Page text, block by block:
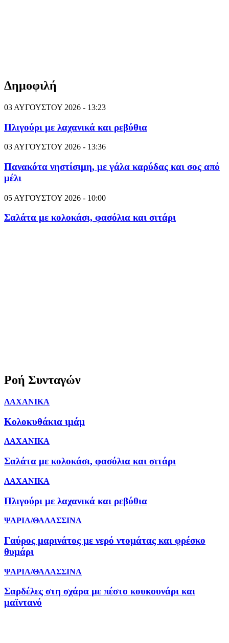
Δημοφιλή
03 ΑΥΓΟΥΣΤΟΥ 2026 - 13:23
Πλιγούρι με λαχανικά και ρεβύθια
03 ΑΥΓΟΥΣΤΟΥ 2026 - 13:36
Πανακότα νηστίσιμη, με γάλα καρύδας και σος από
μέλι
05 ΑΥΓΟΥΣΤΟΥ 2026 - 10:00
Σαλάτα με κολοκάσι, φασόλια και σιτάρι
Ροή Συνταγών
ΛΑΧΑΝΙΚΑ
Κολοκυθάκια ιμάμ
ΛΑΧΑΝΙΚΑ
Σαλάτα με κολοκάσι, φασόλια και σιτάρι
ΛΑΧΑΝΙΚΑ
Πλιγούρι με λαχανικά και ρεβύθια
ΨΑΡΙΑ/ΘΑΛΑΣΣΙΝΑ
Γαύρος μαρινάτος με νερό ντομάτας και φρέσκο
θυμάρι
ΨΑΡΙΑ/ΘΑΛΑΣΣΙΝΑ
Σαρδέλες στη σχάρα με πέστο κουκουνάρι και
μαϊντανό